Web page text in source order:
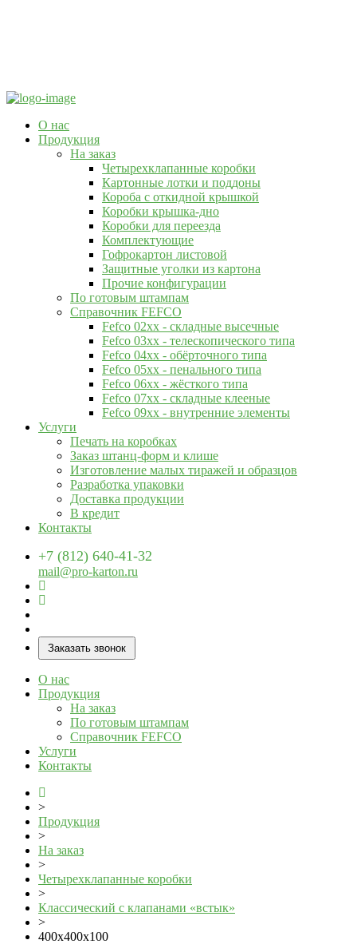
О нас
Продукция
На заказ
Четырехклапанные коробки
Картонные лотки и поддоны
Короба с откидной крышкой
Коробки крышка-дно
Коробки для переезда
Комплектующие
Гофрокартон листовой
Защитные уголки из картона
Прочие конфигурации
По готовым штампам
Справочник FEFCO
Fefco 02xx - складные высечные
Fefco 03xx - телескопического типа
Fefco 04xx - обёрточного типа
Fefco 05xx - пенального типа
Fefco 06xx - жёсткого типа
Fefco 07xx - складные клееные
Fefco 09xx - внутренние элементы
Услуги
Печать на коробках
Заказ штанц-форм и клише
Изготовление малых тиражей и образцов
Разработка упаковки
Доставка продукции
В кредит
Контакты
+7 (812) 640-41-32
mail@pro-karton.ru
Заказать звонок
О нас
Продукция
На заказ
По готовым штампам
Справочник FEFCO
Услуги
Контакты
>
Продукция
>
На заказ
>
Четырехклапанные коробки
>
Классический с клапанами «встык»
>
400x400x100